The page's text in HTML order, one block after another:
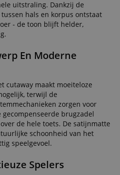
uitstraling. Dankzij de
hals en korpus ontstaat
- de toon blijft helder,
En Moderne
cutaway maakt moeiteloze
terwijl de
zorgen voor
brugzadel
de hele toets. De satijnmatte
schoonheid van het
speelgevoel.
Spelers